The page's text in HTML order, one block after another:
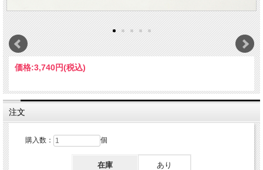
価格:3,740円(税込)
注文
購入数： 個
在庫 あり